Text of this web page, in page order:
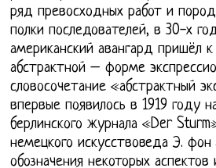
ряд превосходных работ и
полки последователей, в 30-х
американский авангард пришёл
абстрактной – форме
словосочетание «абстрактный
впервые появилось в 1919 году
берлинского журнала «Der
немецкого искусствоведа Э.
обозначения некоторых аспектов